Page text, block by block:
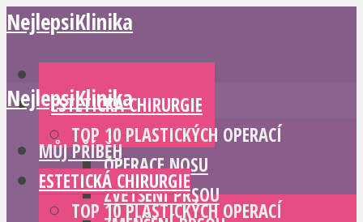
NejlepsiKlinika
ESTETICKÁ CHIRURGIE
TOP 10 PLASTICKÝCH OPERACÍ
OPERACE NOSU
ZVĚTŠENÍ PRSOU
NejlepsiKlinika
MŮJ PŘÍBĚH
ESTETICKÁ CHIRURGIE
TOP 10 PLASTICKÝCH OPERACÍ